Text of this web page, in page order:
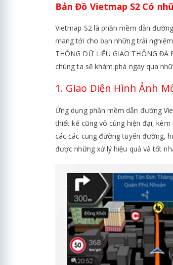
Bản Đồ Vietmap S2 Có
Vietmap S2 là phần mềm dẫn
mang tới cho bạn những trải
THỐNG DỮ LIỆU GIAO THÔNG
chúng ta sẽ khám phá ngay qua
1. Giao Diện Hình Ảnh
Ứng dụng phần mềm dẫn đường
thiết kế cũng vô cùng hiện đại,
các các cung đường tuyến đường,
được những xử lý hiệu quả và tốt